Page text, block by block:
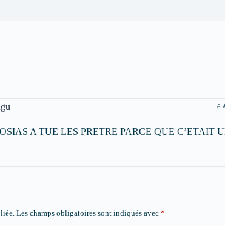
6
A TUE LES PRETRE PARCE QUE C’ETAIT
Les champs obligatoires sont indiqués avec *